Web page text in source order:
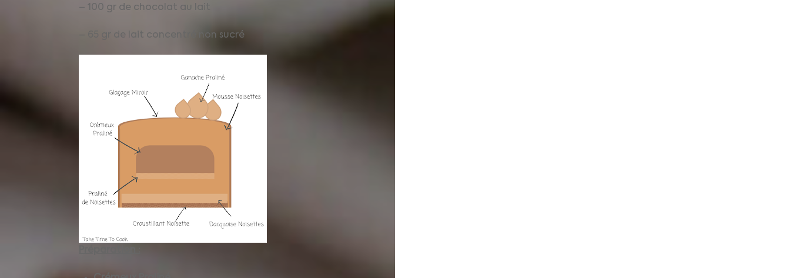
– 100 gr de chocolat au lait
– 65 gr de lait concentré non sucré